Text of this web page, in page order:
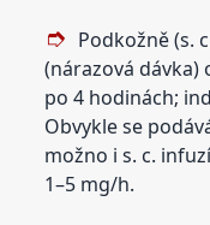
Podkožně (s.
(nárazová dávka)
po 4 hodinách;
Obvykle se
možno i s. c.
1–5 mg/h.